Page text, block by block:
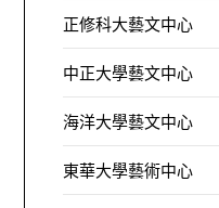
正修科大藝文中心
中正大學藝文中心
海洋大學藝文中心
東華大學藝術中心